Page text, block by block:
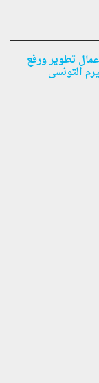
تطوير ورفع
التونسى